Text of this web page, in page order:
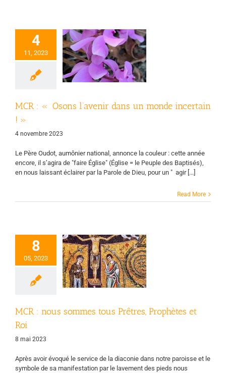
4
11, 2023
: « Osons
dans un
incertain
MCR : « Osons l’avenir dans un monde incertain
! »
4 novembre 2023
Le Père Oudot, aumônier national, annonce la couleur : cette année
encore, il s’agira de "faire Église" (Église = le Peuple des Baptisés),
en nous laissant éclairer par la Parole de Dieu, pour un " agir [...]
Read More
8
05, 2023
MCR : nous
sommes tous
Prophètes
chrétien
MCR : nous sommes tous Prêtres, Prophètes et
Roi
8 mai 2023
Après avoir évoqué le service de la diaconie dans notre paroisse et le
symbole de sa manifestation par le lavement des pieds nous